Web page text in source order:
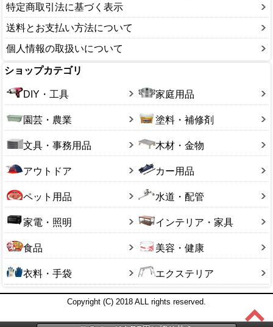
特定商取引法に基づく表示
送料とお支払い方法について
個人情報の取扱いについて
ショップカテゴリ
DIY・工具 家庭用品
園芸・農業 塗料・補修剤
文具・事務用品 木材・金物
アウトドア カー用品
ペット用品 水道・配管
家電・照明 インテリア・家具
食品 美容・健康
衣料・手袋 エクステリア
Copyright (C) 2018 ALL rights reserved.